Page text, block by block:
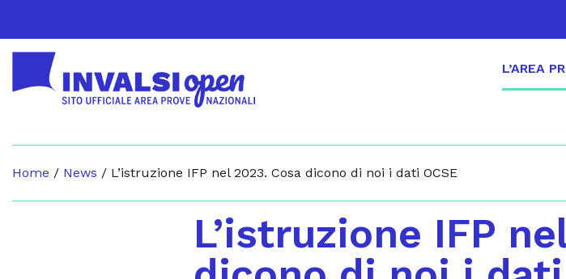
L’AREA
Home / News / L’istruzione IFP nel 2023. Cosa dicono di noi i dati OCSE
L’istruzione IFP